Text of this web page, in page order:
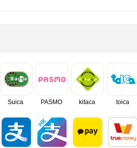
Suica PASMO kitaca toica